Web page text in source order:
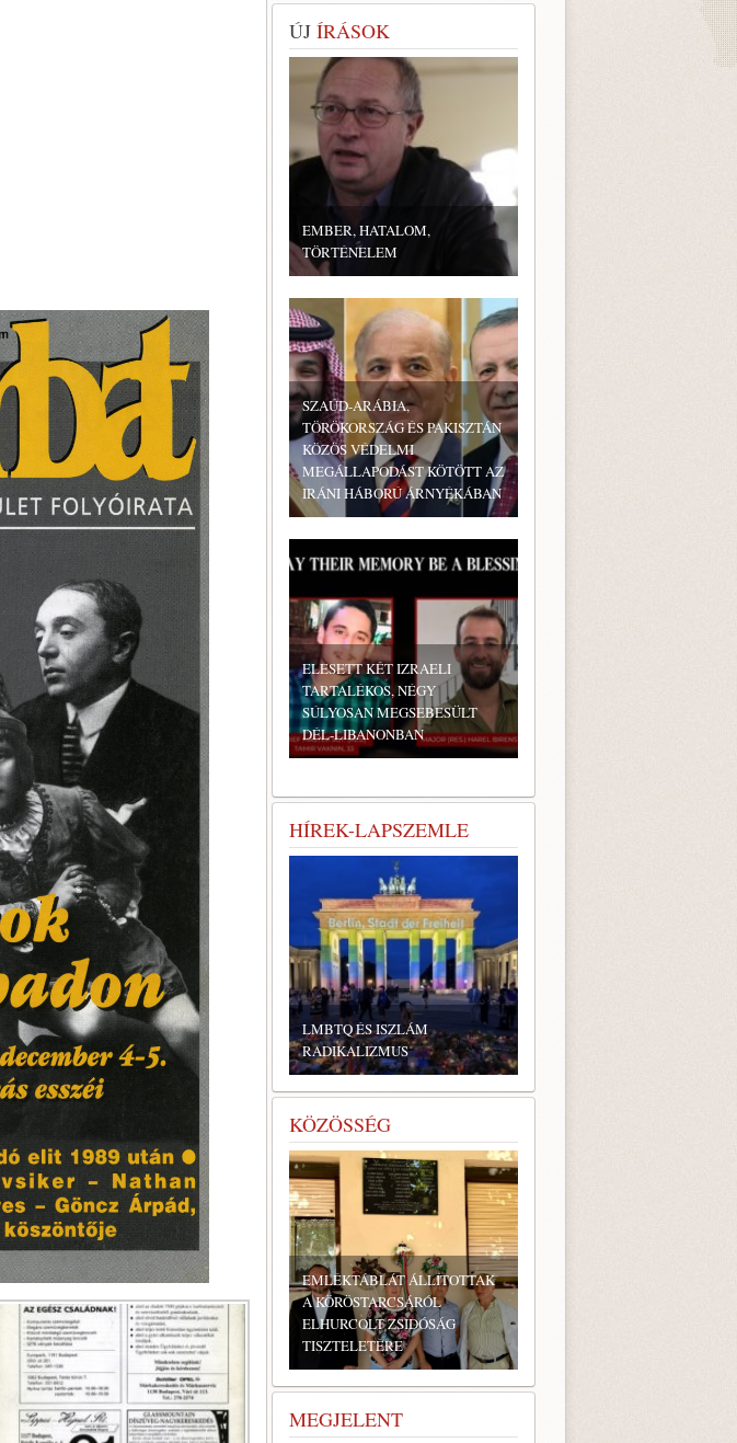
ÚJ ÍRÁSOK
EMBER, HATALOM,
TÖRTÉNELEM
SZAÚD-ARÁBIA,
TÖRÖKORSZÁG ÉS PAKISZTÁN
KÖZÖS VÉDELMI
MEGÁLLAPODÁST KÖTÖTT AZ
IRÁNI HÁBORÚ ÁRNYÉKÁBAN
ELESETT KÉT IZRAELI
TARTALÉKOS, NÉGY
SÚLYOSAN MEGSEBESÜLT
DÉL-LIBANONBAN
HÍREK-LAPSZEMLE
LMBTQ ÉS ISZLÁM
RADIKALIZMUS
KÖZÖSSÉG
EMLÉKTÁBLÁT ÁLLÍTOTTAK
A KÖRÖSTARCSÁRÓL
ELHURCOLT ZSIDÓSÁG
TISZTELETÉRE
BONYHÁDI ZSIDÓ NAPOK
MEGJELENT